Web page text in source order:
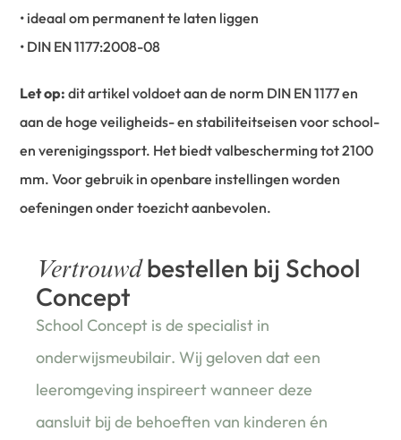
• ideaal om permanent te laten liggen
• DIN EN 1177:2008-08
Let op: dit artikel voldoet aan de norm DIN EN 1177 en
aan de hoge veiligheids- en stabiliteitseisen voor school-
en verenigingssport. Het biedt valbescherming tot 2100
mm. Voor gebruik in openbare instellingen worden
oefeningen onder toezicht aanbevolen.
Vertrouwdbestellen bij School
Concept
School Concept is de specialist in
onderwijsmeubilair. Wij geloven dat een
leeromgeving inspireert wanneer deze
aansluit bij de behoeften van kinderen én